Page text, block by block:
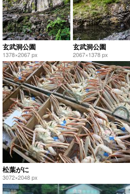
玄武洞公園
1378×2067 px
玄武洞公園
2067×1378 px
松葉がに
3072×2048 px